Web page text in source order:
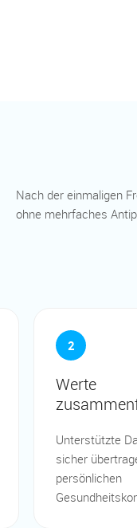
Nach der einmaligen
ohne mehrfaches
2
Werte
Unterstützte
sicher
persönlichen